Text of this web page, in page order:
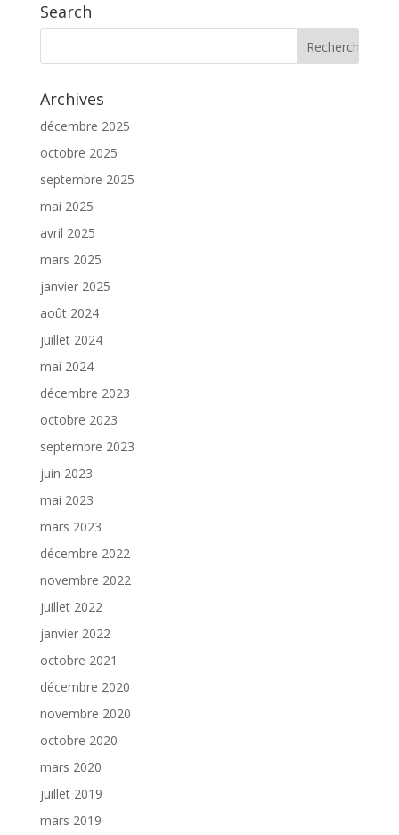
Search
Archives
décembre 2025
octobre 2025
septembre 2025
mai 2025
avril 2025
mars 2025
janvier 2025
août 2024
juillet 2024
mai 2024
décembre 2023
octobre 2023
septembre 2023
juin 2023
mai 2023
mars 2023
décembre 2022
novembre 2022
juillet 2022
janvier 2022
octobre 2021
décembre 2020
novembre 2020
octobre 2020
mars 2020
juillet 2019
mars 2019